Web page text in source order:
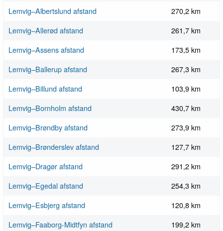
Lemvig–Albertslund afstand
270,2 km
Lemvig–Allerød afstand
261,7 km
Lemvig–Assens afstand
173,5 km
Lemvig–Ballerup afstand
267,3 km
Lemvig–Billund afstand
103,9 km
Lemvig–Bornholm afstand
430,7 km
Lemvig–Brøndby afstand
273,9 km
Lemvig–Brønderslev afstand
127,7 km
Lemvig–Dragør afstand
291,2 km
Lemvig–Egedal afstand
254,3 km
Lemvig–Esbjerg afstand
120,8 km
Lemvig–Faaborg-Midtfyn afstand
199,2 km